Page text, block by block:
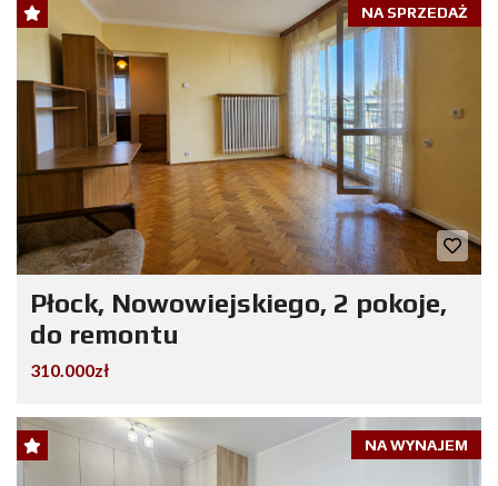
NA SPRZEDAŻ
Płock, Nowowiejskiego, 2 pokoje,
do remontu
310.000zł
NA WYNAJEM